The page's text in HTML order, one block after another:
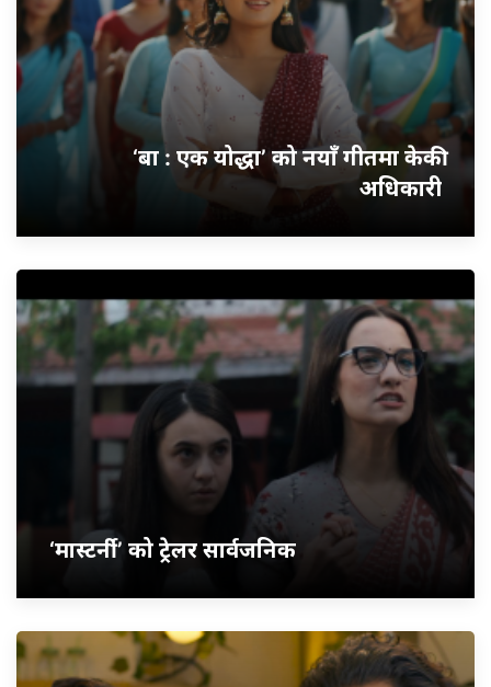
‘बा : एक योद्धा’ को नयाँ गीतमा केकी
अधिकारी
‘मास्टर्नी’ को ट्रेलर सार्वजनिक